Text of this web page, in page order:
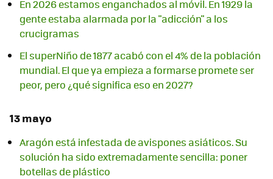
En 2026 estamos enganchados al móvil. En 1929 la
gente estaba alarmada por la "adicción" a los
crucigramas
El superNiño de 1877 acabó con el 4% de la población
mundial. El que ya empieza a formarse promete ser
peor, pero ¿qué significa eso en 2027?
13 mayo
Aragón está infestada de avispones asiáticos. Su
solución ha sido extremadamente sencilla: poner
botellas de plástico